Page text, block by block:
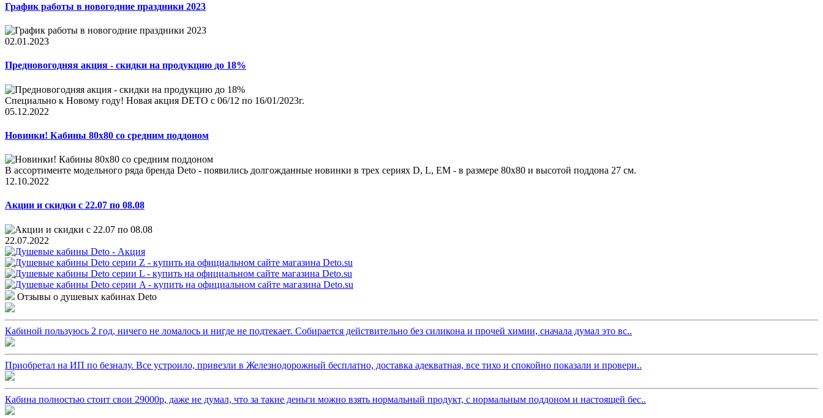
График работы в новогодние праздники 2023
02.01.2023
Предновогодняя акция - скидки на продукцию до 18%
Специально к Новому году! Новая акция DETO c 06/12 по 16/01/2023г.
05.12.2022
Новинки! Кабины 80x80 со средним поддоном
В ассортименте модельного ряда бренда Deto - появились долгожданные новинки в трех сериях D, L, EM - в размере 80x80 и высотой поддона 27 см.
12.10.2022
Акции и скидки с 22.07 по 08.08
22.07.2022
Отзывы о душевых кабинах Deto
Кабиной пользуюсь 2 год, ничего не ломалось и нигде не подтекает. Собирается действительно без силикона и прочей химии, сначала думал это вс..
Приобретал на ИП по безналу. Все устроило, привезли в Железнодорожный бесплатно, доставка адекватная, все тихо и спокойно показали и провери..
Кабина полностью стоит свои 29000р, даже не думал, что за такие деньги можно взять нормальный продукт, с нормальным поддоном и настоящей бес..